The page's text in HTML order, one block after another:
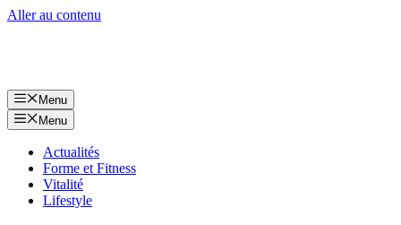
Aller au contenu
Menu
Menu
Actualités
Forme et Fitness
Vitalité
Lifestyle